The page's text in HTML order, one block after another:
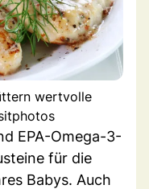
wertvolle
EPA-Omega-3-
für die
Babys. Auch